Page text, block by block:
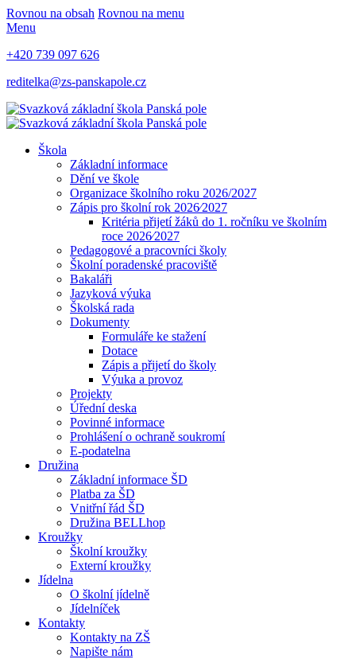
Rovnou na obsah Rovnou na menu
Menu
+420 739 097 626
reditelka@zs-panskapole.cz
Škola
Základní informace
Dění ve škole
Organizace školního roku 2026/2027
Zápis pro školní rok 2026⁄2027
Kritéria přijetí žáků do 1. ročníku ve školním
roce 2026⁄2027
Pedagogové a pracovníci školy
Školní poradenské pracoviště
Bakaláři
Jazyková výuka
Školská rada
Dokumenty
Formuláře ke stažení
Dotace
Zápis a přijetí do školy
Výuka a provoz
Projekty
Úřední deska
Povinné informace
Prohlášení o ochraně soukromí
E-podatelna
Družina
Základní informace ŠD
Platba za ŠD
Vnitřní řád ŠD
Družina BELLhop
Kroužky
Školní kroužky
Externí kroužky
Jídelna
O školní jídelně
Jídelníček
Kontakty
Kontakty na ZŠ
Napište nám